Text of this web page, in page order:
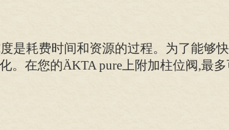
是耗费时间和资源的过程。为了能够
。在您的ÄKTA pure上附加柱位阀,最